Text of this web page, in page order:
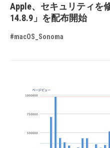
Apple、セキュリティを
14.8.9」を配布開始
#macOS_Sonoma